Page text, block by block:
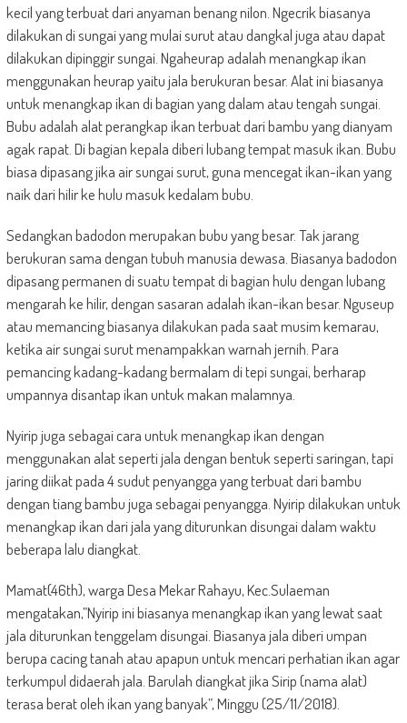
kecil yang terbuat dari anyaman benang nilon. Ngecrik biasanya
dilakukan di sungai yang mulai surut atau dangkal juga atau dapat
dilakukan dipinggir sungai. Ngaheurap adalah menangkap ikan
menggunakan heurap yaitu jala berukuran besar. Alat ini biasanya
untuk menangkap ikan di bagian yang dalam atau tengah sungai.
Bubu adalah alat perangkap ikan terbuat dari bambu yang dianyam
agak rapat. Di bagian kepala diberi lubang tempat masuk ikan. Bubu
biasa dipasang jika air sungai surut, guna mencegat ikan-ikan yang
naik dari hilir ke hulu masuk kedalam bubu.
Sedangkan badodon merupakan bubu yang besar. Tak jarang
berukuran sama dengan tubuh manusia dewasa. Biasanya badodon
dipasang permanen di suatu tempat di bagian hulu dengan lubang
mengarah ke hilir, dengan sasaran adalah ikan-ikan besar. Nguseup
atau memancing biasanya dilakukan pada saat musim kemarau,
ketika air sungai surut menampakkan warnah jernih. Para
pemancing kadang-kadang bermalam di tepi sungai, berharap
umpannya disantap ikan untuk makan malamnya.
Nyirip juga sebagai cara untuk menangkap ikan dengan
menggunakan alat seperti jala dengan bentuk seperti saringan, tapi
jaring diikat pada 4 sudut penyangga yang terbuat dari bambu
dengan tiang bambu juga sebagai penyangga. Nyirip dilakukan untuk
menangkap ikan dari jala yang diturunkan disungai dalam waktu
beberapa lalu diangkat.
Mamat(46th), warga Desa Mekar Rahayu, Kec.Sulaeman
mengatakan,”Nyirip ini biasanya menangkap ikan yang lewat saat
jala diturunkan tenggelam disungai. Biasanya jala diberi umpan
berupa cacing tanah atau apapun untuk mencari perhatian ikan agar
terkumpul didaerah jala. Barulah diangkat jika Sirip (nama alat)
terasa berat oleh ikan yang banyak”, Minggu (25/11/2018).